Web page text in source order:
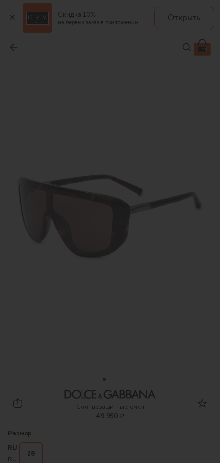
Скидка 10%
на первый заказ в приложении
Открыть
49 950 ₽
Dolce & Gabbana
Солнцезащитные очки
49 950 ₽
Размер
RU
RU
28